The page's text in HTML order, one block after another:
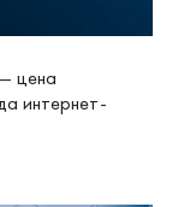
цена
интернет-